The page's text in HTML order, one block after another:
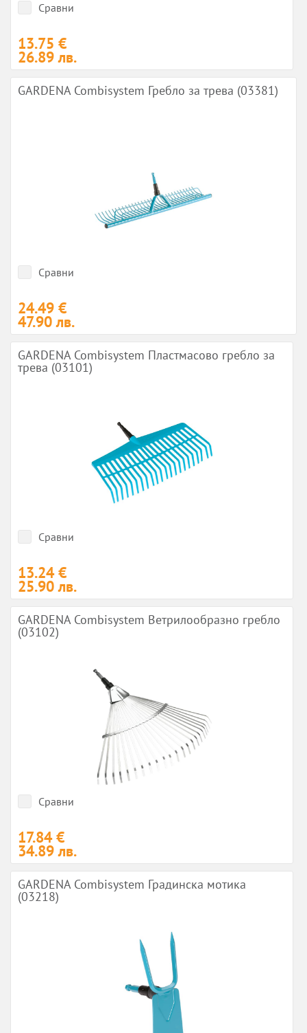
Сравни
13.75 €
26.89 лв.
GARDENA Combisystem Гребло за трева (03381)
Сравни
24.49 €
47.90 лв.
GARDENA Combisystem Пластмасово гребло за
трева (03101)
Сравни
13.24 €
25.90 лв.
GARDENA Combisystem Ветрилообразно гребло
(03102)
Сравни
17.84 €
34.89 лв.
GARDENA Combisystem Градинска мотика
(03218)